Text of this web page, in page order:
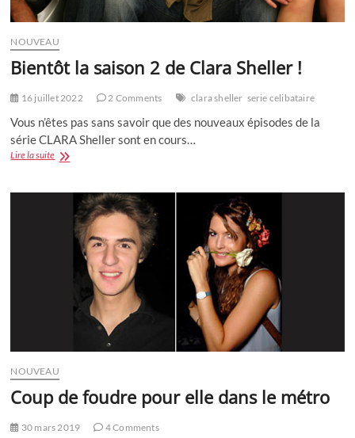
NOUVEAU
Bientôt la saison 2 de Clara Sheller !
16 juillet 2022 2 Comments clara sheller serie celibataire
Vous n’êtes pas sans savoir que des nouveaux épisodes de la
série CLARA Sheller sont en cours…
Lire la suiteBientôt
Clara
Sheller
NOUVEAU
Coup de foudre pour elle dans le métro
30 mars 2019
4 Comments